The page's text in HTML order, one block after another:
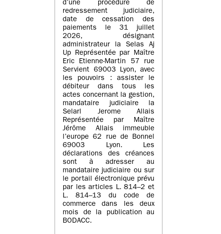
d’une procédure de
redressement judiciaire,
date de cessation des
paiements le 31 juillet
2026, désignant
administrateur la Selas Aj
Up Représentée par Maître
Eric Etienne-Martin 57 rue
Servient 69003 Lyon, avec
les pouvoirs : assister le
débiteur dans tous les
actes concernant la gestion,
mandataire judiciaire la
Selarl Jerome Allais
Représentée par Maître
Jérôme Allais immeuble
l’europe 62 rue de Bonnel
69003 Lyon. Les
déclarations des créances
sont à adresser au
mandataire judiciaire ou sur
le portail électronique prévu
par les articles L. 814–2 et
L. 814–13 du code de
commerce dans les deux
mois de la publication au
BODACC.